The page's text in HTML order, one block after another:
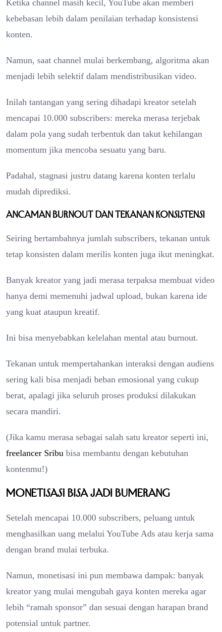
Ketika channel masih kecil, YouTube akan memberi
kebebasan lebih dalam penilaian terhadap konsistensi
konten.
Namun, saat channel mulai berkembang, algoritma akan
menjadi lebih selektif dalam mendistribusikan video.
Inilah tantangan yang sering dihadapi kreator setelah
mencapai 10.000 subscribers: mereka merasa terjebak
dalam pola yang sudah terbentuk dan takut kehilangan
momentum jika mencoba sesuatu yang baru.
Padahal, stagnasi justru datang karena konten terlalu
mudah diprediksi.
Ancaman Burnout dan Tekanan Konsistensi
Seiring bertambahnya jumlah subscribers, tekanan untuk
tetap konsisten dalam merilis konten juga ikut meningkat.
Banyak kreator yang jadi merasa terpaksa membuat video
hanya demi memenuhi jadwal upload, bukan karena ide
yang kuat ataupun kreatif.
Ini bisa menyebabkan kelelahan mental atau burnout.
Tekanan untuk mempertahankan interaksi dengan audiens
sering kali bisa menjadi beban emosional yang cukup
berat, apalagi jika seluruh proses produksi dilakukan
secara mandiri.
(Jika kamu merasa sebagai salah satu kreator seperti ini,
freelancer Sribu bisa membantu dengan kebutuhan
kontenmu!)
Monetisasi Bisa Jadi Bumerang
Setelah mencapai 10.000 subscribers, peluang untuk
menghasilkan uang melalui YouTube Ads atau kerja sama
dengan brand mulai terbuka.
Namun, monetisasi ini pun membawa dampak: banyak
kreator yang mulai mengubah gaya konten mereka agar
lebih “ramah sponsor” dan sesuai dengan harapan brand
potensial untuk partner.